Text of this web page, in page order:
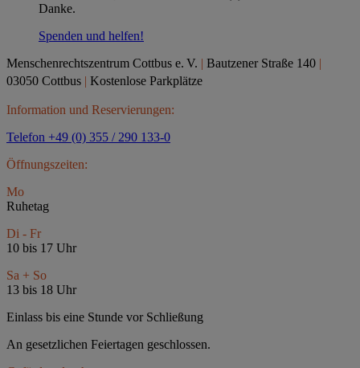
Danke.
Spenden und helfen!
Menschenrechtszentrum Cottbus e. V. | Bautzener Straße 140 |
03050 Cottbus | Kostenlose Parkplätze
Information und Reservierungen:
Telefon +49 (0) 355 / 290 133-0
Öffnungszeiten:
Mo
Ruhetag
Di - Fr
10 bis 17 Uhr
Sa + So
13 bis 18 Uhr
Einlass bis eine Stunde vor Schließung
An gesetzlichen Feiertagen geschlossen.